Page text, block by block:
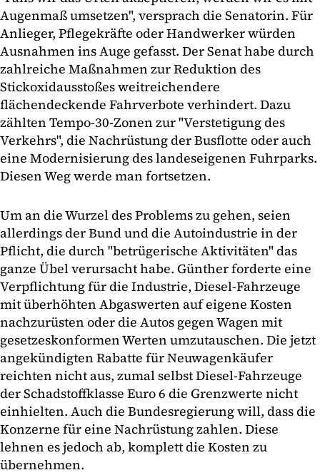
Augenmaß umsetzen", versprach die Senatorin. Für
Anlieger, Pflegekräfte oder Handwerker würden
Ausnahmen ins Auge gefasst. Der Senat habe durch
zahlreiche Maßnahmen zur Reduktion des
Stickoxidausstoßes weitreichendere
flächendeckende Fahrverbote verhindert. Dazu
zählten Tempo-30-Zonen zur "Verstetigung des
Verkehrs", die Nachrüstung der Busflotte oder auch
eine Modernisierung des landeseigenen Fuhrparks.
Diesen Weg werde man fortsetzen.
Um an die Wurzel des Problems zu gehen, seien
allerdings der Bund und die Autoindustrie in der
Pflicht, die durch "betrügerische Aktivitäten" das
ganze Übel verursacht habe. Günther forderte eine
Verpflichtung für die Industrie, Diesel-Fahrzeuge
mit überhöhten Abgaswerten auf eigene Kosten
nachzurüsten oder die Autos gegen Wagen mit
gesetzeskonformen Werten umzutauschen. Die jetzt
angekündigten Rabatte für Neuwagenkäufer
reichten nicht aus, zumal selbst Diesel-Fahrzeuge
der Schadstoffklasse Euro 6 die Grenzwerte nicht
einhielten. Auch die Bundesregierung will, dass die
Konzerne für eine Nachrüstung zahlen. Diese
lehnen es jedoch ab, komplett die Kosten zu
übernehmen.